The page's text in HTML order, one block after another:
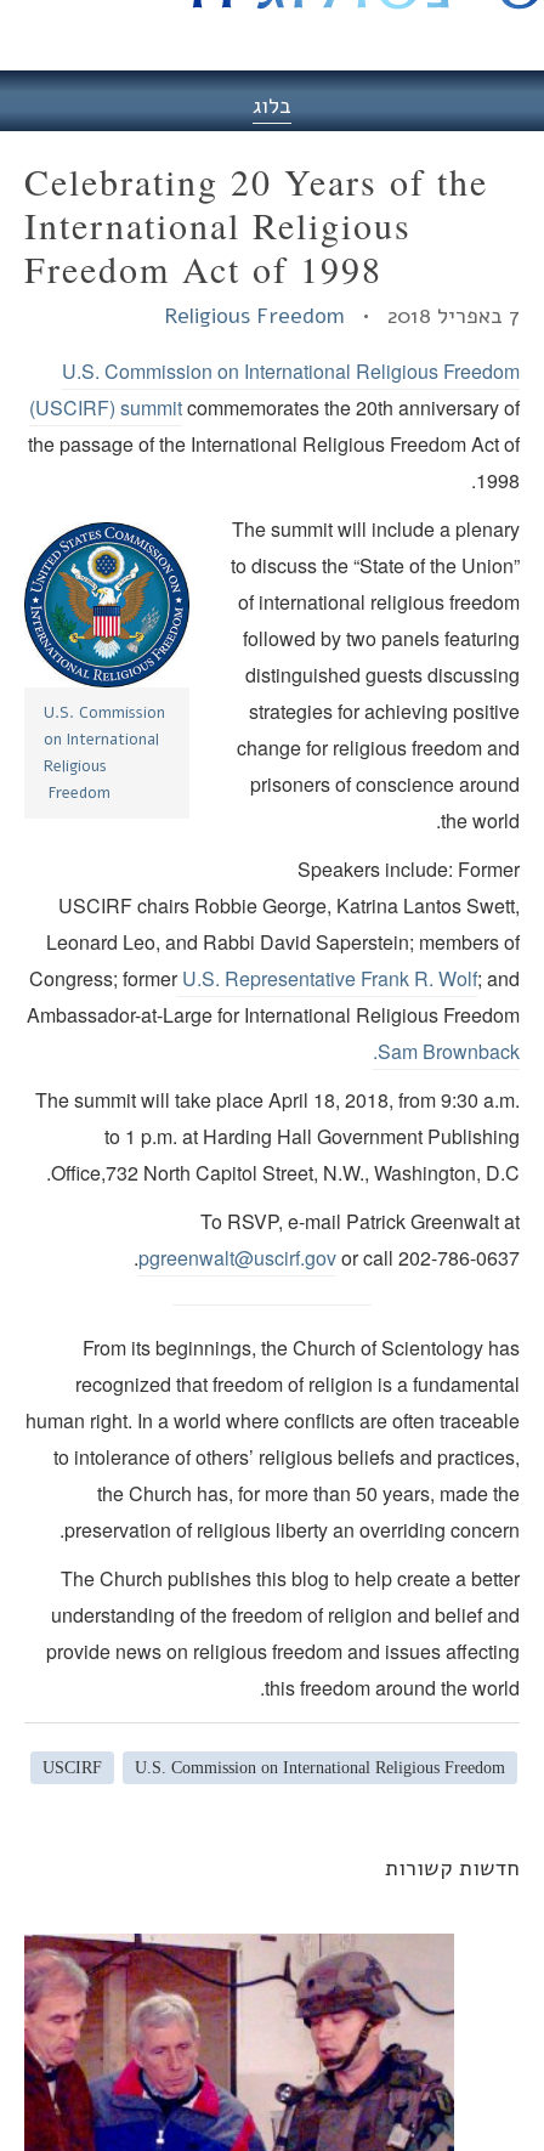
בלוג
Celebrating 20 Years of the
International Religious
Freedom Act of 1998
Religious Freedom
U.S. Commission on International Religious
(USCIRF) summitcommemorates the 20th anniversary
the passage of the International Religious Freedom Act
U.S. Commission
on International
Religious
Freedom
The summit will include a
to discuss the “State of the
of international religious
followed by two panels
distinguished guests
strategies for achieving
change for religious freedom
prisoners of conscience
the
Speakers include:
USCIRF chairs Robbie George, Katrina Lantos
Leonard Leo, and Rabbi David Saperstein; members
Congress; formerU.S. Representative Frank R. Wolf;
Ambassador-at-Large for International Religious
Sam
The summit will take place April 18, 2018, from 9:30
to 1 p.m. at Harding Hall Government
Office,732 North Capitol Street, N.W., Washington,
To RSVP, e-mail Patrick Greenwalt
pgreenwalt@uscirf.govor call 202-786-
From its beginnings, the Church of Scientology
recognized that freedom of religion is a
human right. In a world where conflicts are often
to intolerance of others’ religious beliefs and
the Church has, for more than 50 years, made
preservation of religious liberty an overriding
The Church publishes this blog to help create a
understanding of the freedom of religion and belief
provide news on religious freedom and issues
this freedom around the
U.S. Commission on International Religious Freedom
USCIRF
קשורות